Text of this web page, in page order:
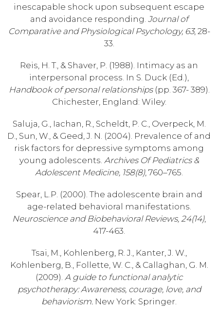
inescapable shock upon subsequent escape
and avoidance responding. Journal of
Comparative and Physiological Psychology, 63, 28-
33.
Reis, H. T., & Shaver, P. (1988). Intimacy as an
interpersonal process. In S. Duck (Ed.),
Handbook of personal relationships(pp. 367- 389).
Chichester, England: Wiley.
Saluja, G., Iachan, R., Scheldt, P. C., Overpeck, M.
D., Sun, W., & Geed, J. N. (2004). Prevalence of and
risk factors for depressive symptoms among
young adolescents. Archives Of Pediatrics &
Adolescent Medicine, 158(8), 760–765.
Spear, L.P. (2000). The adolescente brain and
age-related behavioral manifestations.
Neuroscience and Biobehavioral Reviews, 24(14),
417-463.
Tsai, M., Kohlenberg, R. J., Kanter, J. W.,
Kohlenberg, B., Follette, W. C., & Callaghan, G. M.
(2009). A guide to functional analytic
psychotherapy: Awareness, courage, love, and
behaviorism. New York: Springer.